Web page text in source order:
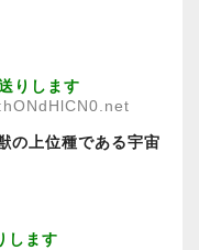
りします
の上位種である宇宙
します